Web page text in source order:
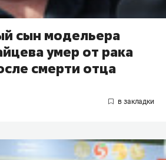
сын модельера
умер от рака
смерти отца